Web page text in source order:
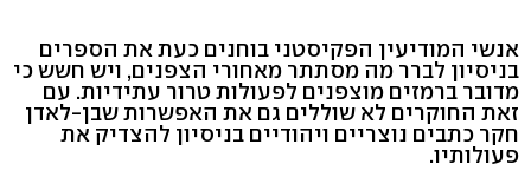
אנשי המודיעין הפקיסטני בוחנים כעת את הספרים
בניסיון לברר מה מסתתר מאחורי הצפנים, ויש חשש כי
מדובר ברמזים מוצפנים לפעולות טרור עתידיות. עם
זאת החוקרים לא שוללים גם את האפשרות שבן-לאדן
חקר כתבים נוצריים ויהודיים בניסיון להצדיק את
פעולותיו.